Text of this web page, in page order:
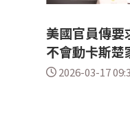
美國官員傳要
不會動卡斯楚
2026-03-17